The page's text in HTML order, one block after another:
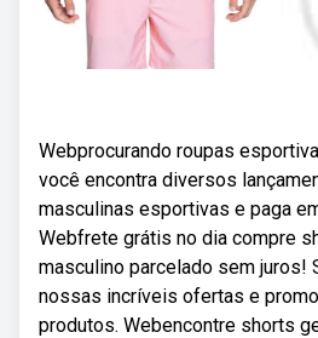
Webprocurando roupas
você encontra diversos
masculinas esportivas e paga
Webfrete grátis no dia compre
masculino parcelado sem juros!
nossas incríveis ofertas e
produtos. Webencontre shorts